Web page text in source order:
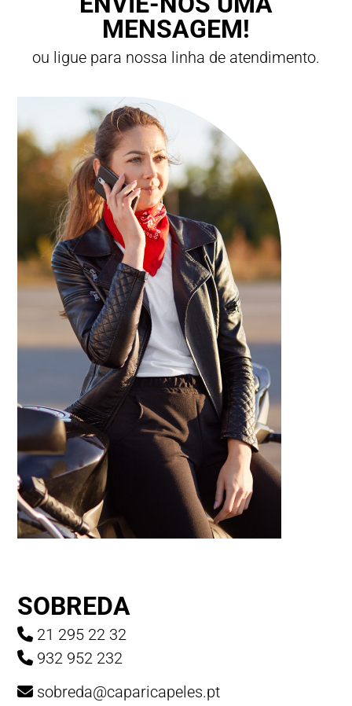
MENSAGEM!
ou ligue para nossa linha de atendimento.
SOBREDA
21 295 22 32
932 952 232
sobreda@caparicapeles.pt